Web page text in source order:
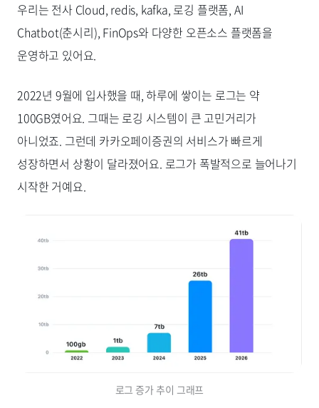
우리는 전사 Cloud, redis, kafka, 로깅 플랫폼, AI
Chatbot(춘시리), FinOps와 다양한 오픈소스 플랫폼을
운영하고 있어요.
2022년 9월에 입사했을 때, 하루에 쌓이는 로그는 약
100GB였어요. 그때는 로깅 시스템이 큰 고민거리가
아니었죠. 그런데 카카오페이증권의 서비스가 빠르게
성장하면서 상황이 달라졌어요. 로그가 폭발적으로 늘어나기
시작한 거예요.
로그 증가 추이 그래프